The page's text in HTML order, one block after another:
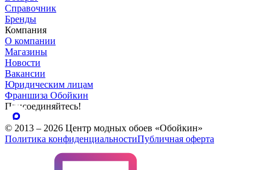
Справочник
Бренды
Компания
О компании
Магазины
Новости
Вакансии
Юридическим лицам
Франшиза Обойкин
Присоединяйтесь!
© 2013 – 2026 Центр модных обоев «Обойкин»
Политика конфиденциальностиПубличная оферта